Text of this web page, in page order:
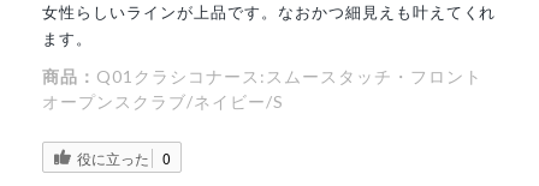
女性らしいラインが上品です。なおかつ細見えも叶えてくれ
ます。
商品： Q01クラシコナース:スムースタッチ・フロント
オープンスクラブ/ネイビー/S
役に立った 0